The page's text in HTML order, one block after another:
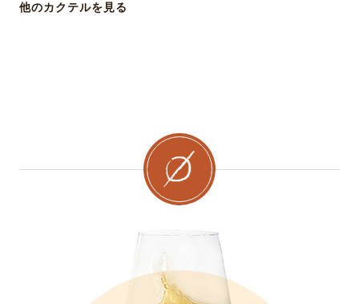
他のカクテルを見る